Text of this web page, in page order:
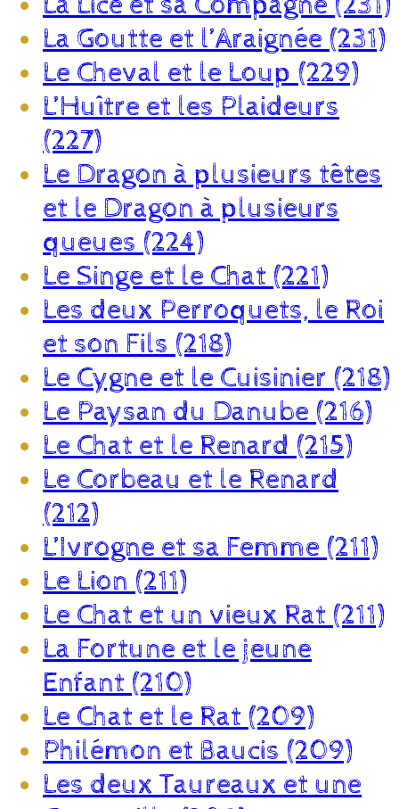
La Goutte et l’Araignée (231)
Le Cheval et le Loup (229)
L’Huître et les Plaideurs
(227)
Le Dragon à plusieurs têtes
et le Dragon à plusieurs
queues (224)
Le Singe et le Chat (221)
Les deux Perroquets, le Roi
et son Fils (218)
Le Cygne et le Cuisinier (218)
Le Paysan du Danube (216)
Le Chat et le Renard (215)
Le Corbeau et le Renard
(212)
L’Ivrogne et sa Femme (211)
Le Lion (211)
Le Chat et un vieux Rat (211)
La Fortune et le jeune
Enfant (210)
Le Chat et le Rat (209)
Philémon et Baucis (209)
Les deux Taureaux et une